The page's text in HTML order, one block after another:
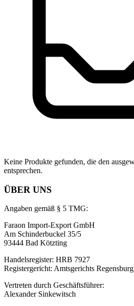
Keine Produkte gefunden, die den
entsprechen.
ÜBER UNS
Angaben gemäß § 5 TMG:
Faraon Import-Export GmbH
Am Schinderbuckel 35/5
93444 Bad Kötzting
Handelsregister: HRB 7927
Registergericht: Amtsgerichts Regensburg
Vertreten durch Geschäftsführer:
Alexander Sinkewitsch